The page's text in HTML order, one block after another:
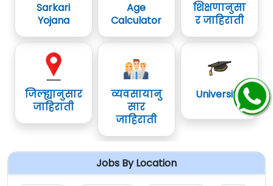
Sarkari
Yojana
Age
Calculator
शिक्षणानुसा
र जाहिराती
जिल्ह्यानुसार
जाहिराती
व्यवसायानु
सार
जाहिराती
University
Jobs By Location